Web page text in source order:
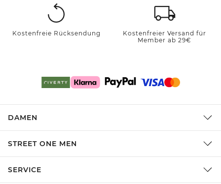
Kostenfreie Rücksendung
Kostenfreier Versand für
Member ab 29€
DAMEN
STREET ONE MEN
SERVICE